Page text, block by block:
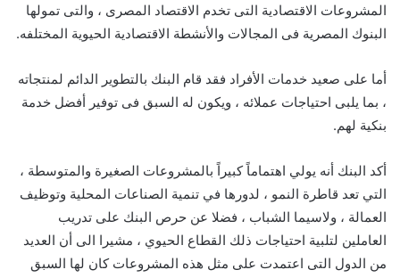
المشروعات الاقتصادية التى تخدم الاقتصاد المصرى ، والتى تمولها
البنوك المصرية فى المجالات والأنشطة الاقتصادية الحيوية المختلفه.
أما على صعيد خدمات الأفراد فقد قام البنك بالتطوير الدائم لمنتجاته
، بما يلبى احتياجات عملائه ، ويكون له السبق فى توفير أفضل خدمة
بنكية لهم.
أكد البنك أنه يولي اهتماماً كبيراً بالمشروعات الصغيرة والمتوسطة ،
التي تعد قاطرة النمو ، لدورها في تنمية الصناعات المحلية وتوظيف
العمالة ، ولاسيما الشباب ، فضلا عن حرص البنك على تدريب
العاملين لتلبية احتياجات ذلك القطاع الحيوي ، مشيرا الى أن العديد
من الدول التى اعتمدت على مثل هذه المشروعات كان لها السبق